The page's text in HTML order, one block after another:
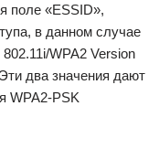
поле «ESSID»,
в данном случае
WPA2 Version
два значения дают
WPA2-PSK